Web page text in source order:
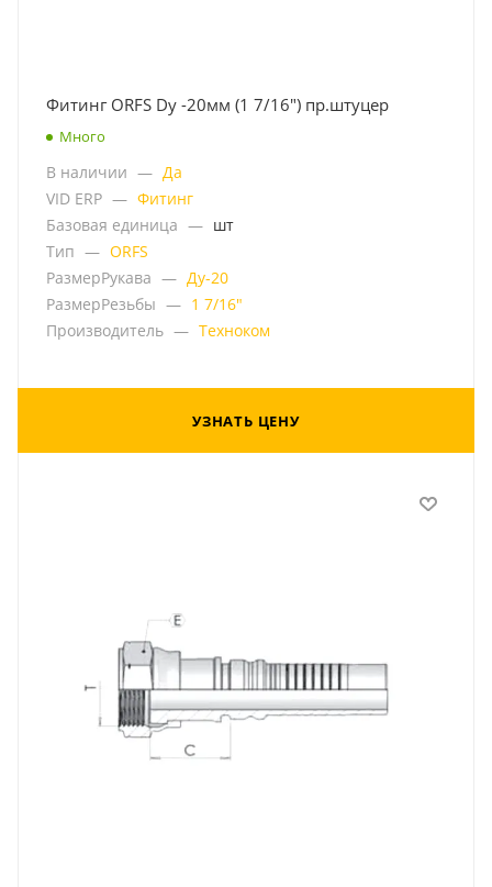
Фитинг ORFS Dу -20мм (1 7/16") пр.штуцер
Много
В наличии — Да
VID ERP — Фитинг
Базовая единица — шт
Тип — ORFS
РазмерРукава — Ду-20
РазмерРезьбы — 1 7/16"
Производитель — Техноком
УЗНАТЬ ЦЕНУ